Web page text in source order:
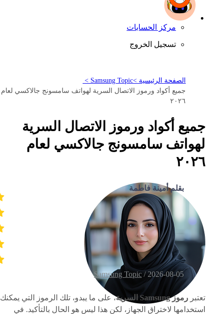
مركز الحسابات
تسجيل الخروج
الصفحة الرئيسية >Samsung Topic >
جميع أكواد ورموز الاتصال السرية لهواتف سامسونج جالاكسي لعام
٢٠٢٦
جميع أكواد ورموز الاتصال السرية
لهواتف سامسونج جالاكسي لعام
٢٠٢٦
بقلم أمينة فاطمة
2026-08-05 /
Samsung Topic
تعتبر رموز Samsung السرية
، على ما يبدو، تلك الرموز التي يمكنك
استخدامها لاختراق الجهاز، لكن هذا ليس هو الحال بالتأكيد. في